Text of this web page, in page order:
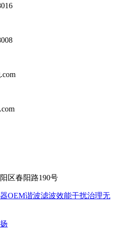
区春阳路190号
OEM谐波滤波效能干扰治理无